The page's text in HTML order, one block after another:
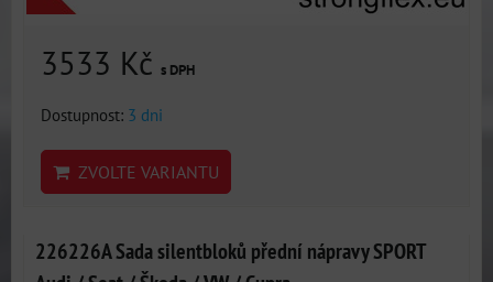
3533 Kč s DPH
Dostupnost: 3 dni
ZVOLTE VARIANTU
226226A Sada silentbloků přední nápravy SPORT